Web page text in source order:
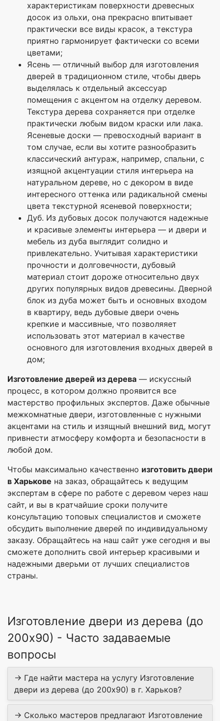
характеристикам поверхности древесных
досок из ольхи, она прекрасно впитывает
практически все виды красок, а текстура
приятно гармонирует фактически со всеми
цветами;
Ясень — отличный выбор для изготовления
дверей в традиционном стиле, чтобы дверь
выделялась к отдельный аксессуар
помещения с акцентом на отделку деревом.
Текстура дерева сохраняется при отделке
практически любым видом краски или лака.
Ясеневые доски — превосходный вариант в
том случае, если вы хотите разнообразить
классический антураж, например, спальни, с
изящной акцентуации стиля интерьера на
натуральном дереве, но с декором в виде
интересного оттенка или радикальной смены
цвета текстурной ясеневой поверхности;
Дуб. Из дубовых досок получаются надежные
и красивые элементы интерьера — и двери и
мебель из дуба выглядит солидно и
привлекательно. Учитывая характеристики
прочности и долговечности, дубовый
материал стоит дороже относительно двух
других популярных видов древесины. Дверной
блок из дуба может быть и основных входом
в квартиру, ведь дубовые двери очень
крепкие и массивные, что позволяяет
использовать этот материал в качестве
основного для изготовления входных дверей в
дом;
Изготовление дверей из дерева — искуссный
процесс, в котором должно проявится все
мастерство профильных экспертов. Даже обычные
межкомнатные двери, изготовленные с нужными
акцентами на стиль и изящный внешний вид, могут
привнести атмосферу комфорта и безопасности в
любой дом.
Чтобы максимально качественно изготовить двери
в Харькове на заказ, обращайтесь к ведущим
экспертам в сфере по работе с деревом через наш
сайт, и вы в кратчайшие сроки получите
консультацию топовых специалистов и сможете
обсудить выполнение дверей по индивидуальному
заказу. Обращайтесь на наш сайт уже сегодня и вы
сможете дополнить свой интерьер красивыми и
надежными дверьми от лучших специалистов
страны.
Изготовление двери из дерева (до
200х90) - Часто задаваемые
вопросы
→ Где найти мастера на услугу Изготовление
двери из дерева (до 200х90) в г. Харьков?
→ Сколько мастеров предлагают Изготовление